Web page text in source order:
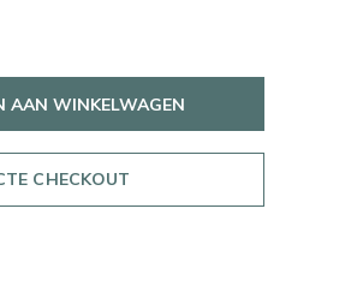
AAN WINKELWAGEN
CHECKOUT